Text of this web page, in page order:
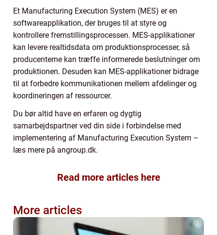
Et Manufacturing Execution System (MES) er en
softwareapplikation, der bruges til at styre og
kontrollere fremstillingsprocessen. MES-applikationer
kan levere realtidsdata om produktionsprocesser, så
producenterne kan træffe informerede beslutninger om
produktionen. Desuden kan MES-applikationer bidrage
til at forbedre kommunikationen mellem afdelinger og
koordineringen af ressourcer.
Du bør altid have en erfaren og dygtig
samarbejdspartner ved din side i forbindelse med
implementering af Manufacturing Execution System –
læs mere på angroup.dk.
Read more articles here
More articles